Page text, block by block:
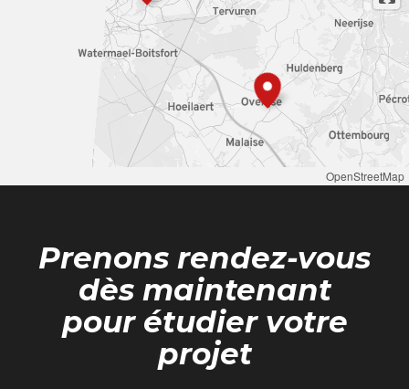
OpenStreetMap
Prenons rendez-vous
dès maintenant
pour étudier votre
projet